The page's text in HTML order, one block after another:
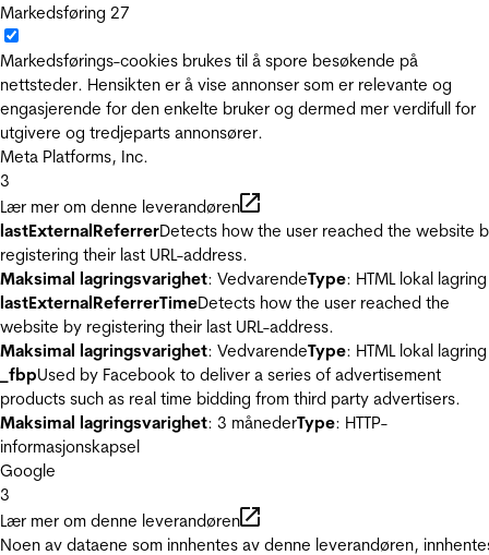
Markedsføring 27
Markedsførings-cookies brukes til å spore besøkende på
nettsteder. Hensikten er å vise annonser som er relevante og
engasjerende for den enkelte bruker og dermed mer verdifull for
utgivere og tredjeparts annonsører.
Meta Platforms, Inc.
3
Lær mer om denne leverandøren
lastExternalReferrerDetects how the user reached the website
registering their last URL-address.
Maksimal lagringsvarighet: VedvarendeType: HTML lokal lagring
lastExternalReferrerTimeDetects how the user reached the
website by registering their last URL-address.
Maksimal lagringsvarighet: VedvarendeType: HTML lokal lagring
_fbpUsed by Facebook to deliver a series of advertisement
products such as real time bidding from third party advertisers.
Maksimal lagringsvarighet: 3 månederType: HTTP-
informasjonskapsel
Google
3
Lær mer om denne leverandøren
Noen av dataene som innhentes av denne leverandøren,